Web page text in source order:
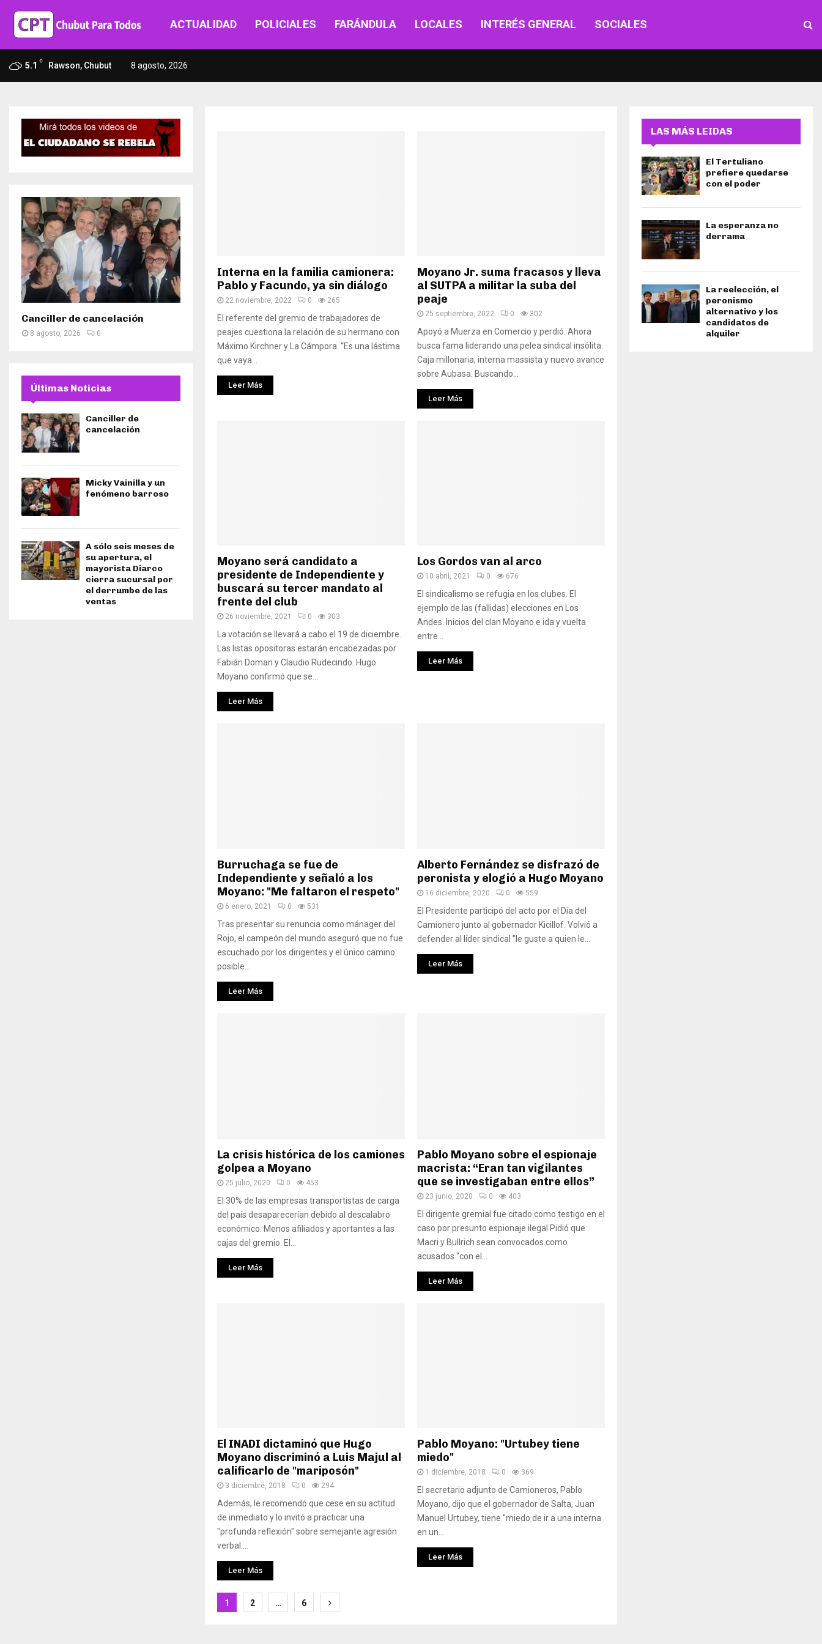
ACTUALIDAD POLICIALES FARÁNDULA LOCALES INTERÉS GENERAL SOCIALES
5.1 C Rawson, Chubut 8 agosto, 2026
Interna en la familia camionera:
Pablo y Facundo, ya sin diálogo
22 noviembre, 2022 0 265
El referente del gremio de trabajadores de
peajes cuestiona la relación de su hermano con
Máximo Kirchner y La Cámpora. “Es una lástima
que vaya...
Leer Más
Moyano Jr. suma fracasos y lleva
al SUTPA a militar la suba del
peaje
25 septiembre, 2022 0 302
Apoyó a Muerza en Comercio y perdió. Ahora
busca fama liderando una pelea sindical insólita.
Caja millonaria, interna massista y nuevo avance
sobre Aubasa. Buscando...
Leer Más
Moyano será candidato a
presidente de Independiente y
buscará su tercer mandato al
frente del club
26 noviembre, 2021 0 303
La votación se llevará a cabo el 19 de diciembre.
Las listas opositoras estarán encabezadas por
Fabián Doman y Claudio Rudecindo. Hugo
Moyano confirmó que se...
Leer Más
Los Gordos van al arco
10 abril, 2021 0 676
El sindicalismo se refugia en los clubes. El
ejemplo de las (fallidas) elecciones en Los
Andes. Inicios del clan Moyano e ida y vuelta
entre...
Leer Más
Burruchaga se fue de
Independiente y señaló a los
Moyano: "Me faltaron el respeto"
6 enero, 2021 0 531
Tras presentar su renuncia como mánager del
Rojo, el campeón del mundo aseguró que no fue
escuchado por los dirigentes y el único camino
posible...
Leer Más
Alberto Fernández se disfrazó de
peronista y elogió a Hugo Moyano
16 diciembre, 2020 0 559
El Presidente participó del acto por el Día del
Camionero junto al gobernador Kicillof. Volvió a
defender al líder sindical "le guste a quien le...
Leer Más
La crisis histórica de los camiones
golpea a Moyano
25 julio, 2020 0 453
El 30% de las empresas transportistas de carga
del país desaparecerían debido al descalabro
económico. Menos afiliados y aportantes a las
cajas del gremio. El...
Leer Más
Pablo Moyano sobre el espionaje
macrista: “Eran tan vigilantes
que se investigaban entre ellos”
23 junio, 2020 0 403
El dirigente gremial fue citado como testigo en el
caso por presunto espionaje ilegal Pidió que
Macri y Bullrich sean convocados como
acusados “con el...
Leer Más
El INADI dictaminó que Hugo
Moyano discriminó a Luis Majul al
calificarlo de "mariposón"
3 diciembre, 2018 0 294
Además, le recomendó que cese en su actitud
de inmediato y lo invitó a practicar una
"profunda reflexión" sobre semejante agresión
verbal....
Leer Más
Pablo Moyano: "Urtubey tiene
miedo"
1 diciembre, 2018 0 369
El secretario adjunto de Camioneros, Pablo
Moyano, dijo que el gobernador de Salta, Juan
Manuel Urtubey, tiene "miedo de ir a una interna
en un...
Leer Más
Paginación
1 2 … 6
Canciller de cancelación
8 agosto, 2026 0
Últimas Noticias
Canciller de
cancelación
Micky Vainilla y un
fenómeno barroso
A sólo seis meses de
su apertura, el
mayorista Diarco
cierra sucursal por
el derrumbe de las
ventas
LAS MÁS LEIDAS
El Tertuliano
prefiere quedarse
con el poder
La esperanza no
derrama
La reelección, el
peronismo
alternativo y los
candidatos de
alquiler